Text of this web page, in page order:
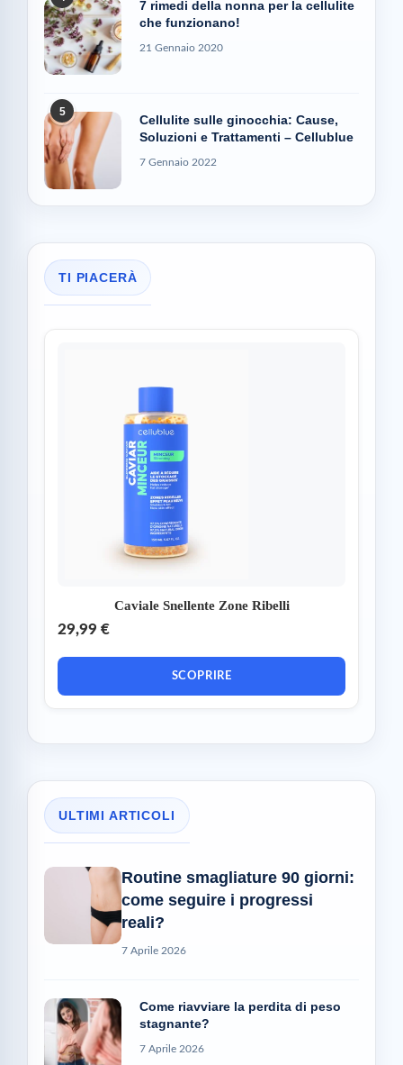
7 rimedi della nonna per la cellulite
che funzionano!
21 Gennaio 2020
5
Cellulite sulle ginocchia: Cause,
Soluzioni e Trattamenti – Cellublue
7 Gennaio 2022
TI PIACERÀ
Caviale Snellente Zone Ribelli
29,99 €
SCOPRIRE
ULTIMI ARTICOLI
Routine smagliature 90 giorni:
come seguire i progressi
reali?
7 Aprile 2026
Come riavviare la perdita di peso
stagnante?
7 Aprile 2026